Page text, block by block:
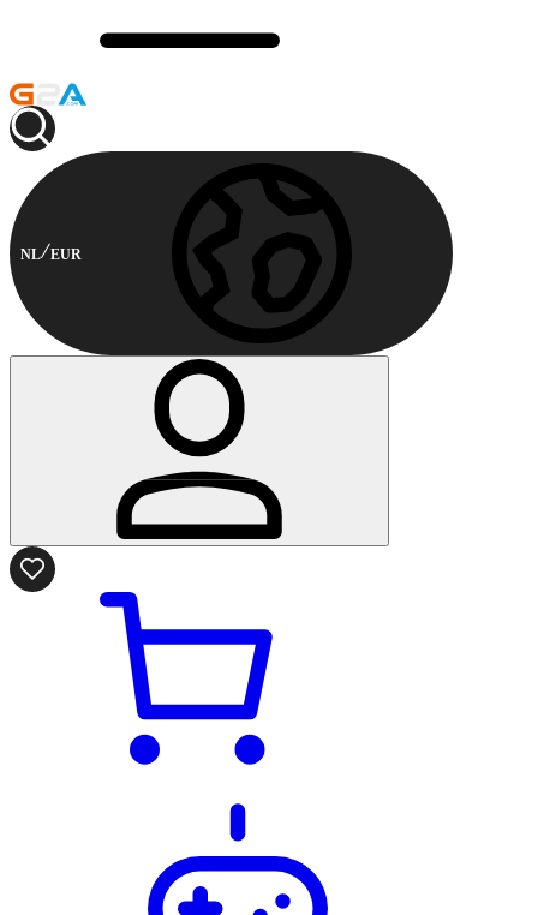
NL EUR